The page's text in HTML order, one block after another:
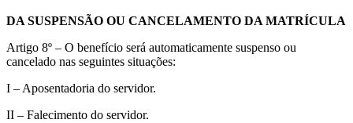
DA SUSPENSÃO OU CANCELAMENTO DA MATRÍCULA
Artigo 8º – O benefício será automaticamente suspenso ou
cancelado nas seguintes situações:
I – Aposentadoria do servidor.
II – Falecimento do servidor.